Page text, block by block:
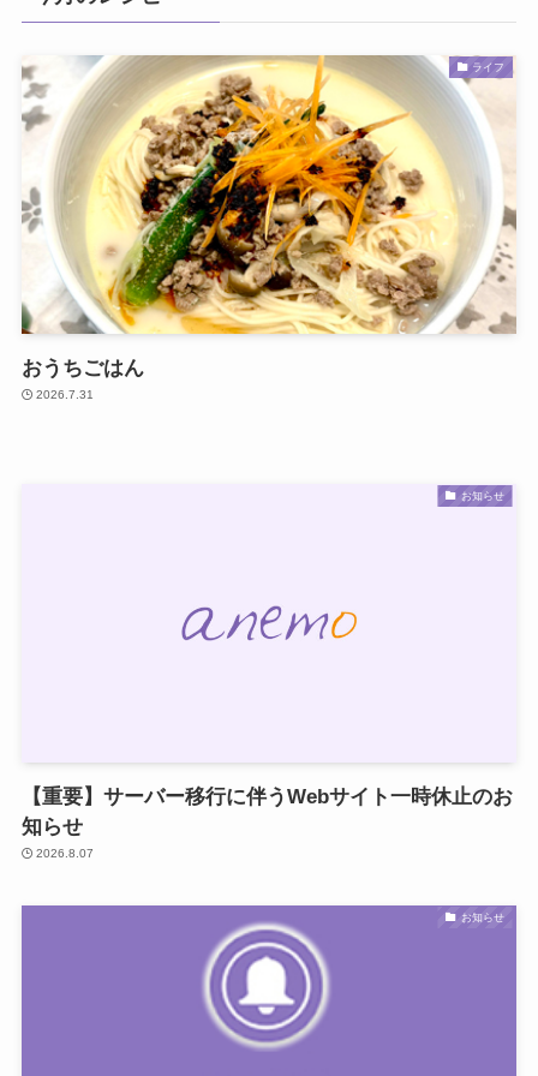
ライフ
おうちごはん
2026.7.31
お知らせ
【重要】サーバー移行に伴うWebサイト一時休止のお
知らせ
2026.8.07
お知らせ